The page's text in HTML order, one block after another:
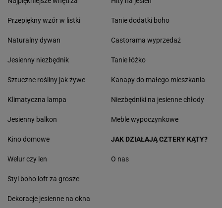
Przepiękny wzór w listki
Naturalny dywan
Jesienny niezbędnik
Sztuczne rośliny jak żywe
Klimatyczna lampa
Jesienny balkon
Tanie dodatki boho
Castorama wyprzedaż
Tanie łóżko
Kanapy do małego mieszkania
Niezbędniki na jesienne chłody
Meble wypoczynkowe
Kino domowe
Welur czy len
Styl boho loft za grosze
Dekoracje jesienne na okna
JAK DZIAŁAJĄ CZTERY KĄTY?
O nas